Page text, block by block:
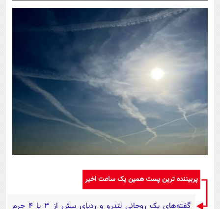
پربیننده ترین پست همین یک ساعت اخیر
گفته‌های یک روحانی تندرو و ردپای بیش از ۳ یا ۴ جرم